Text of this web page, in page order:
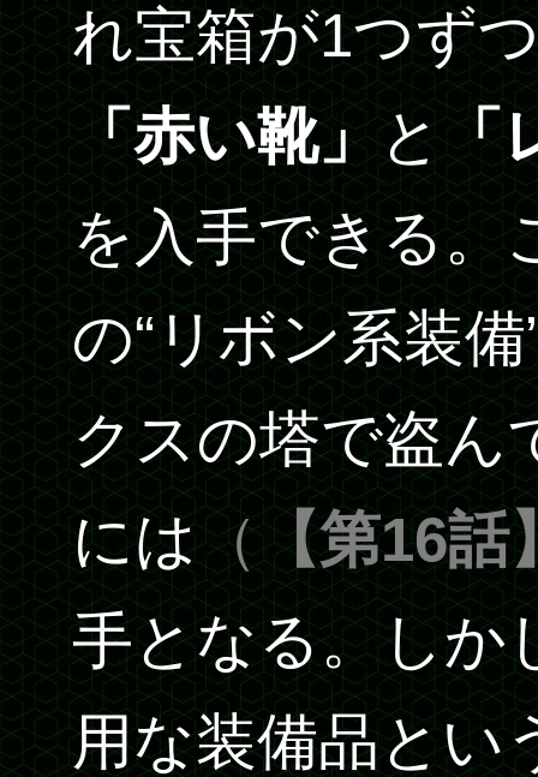
れ宝箱が1つず
「赤い靴」と「
を入手できる。
の“リボン系装
クスの塔で盗ん
には（【第16話
手となる。しか
用な装備品とい